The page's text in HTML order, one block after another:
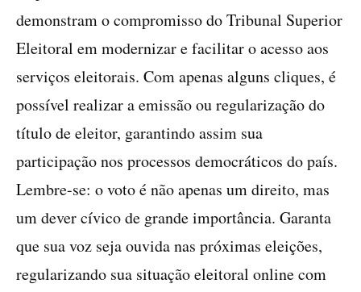
demonstram o compromisso do Tribunal Superior
Eleitoral em modernizar e facilitar o acesso aos
serviços eleitorais. Com apenas alguns cliques, é
possível realizar a emissão ou regularização do
título de eleitor, garantindo assim sua
participação nos processos democráticos do país.
Lembre-se: o voto é não apenas um direito, mas
um dever cívico de grande importância. Garanta
que sua voz seja ouvida nas próximas eleições,
regularizando sua situação eleitoral online com